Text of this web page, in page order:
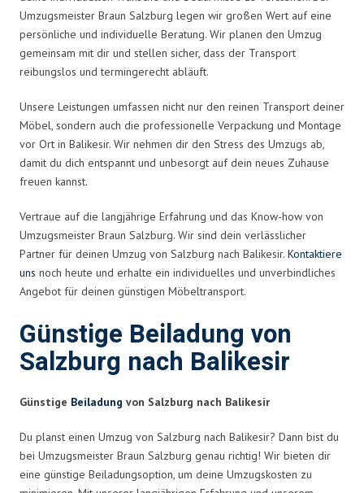
Umzugsmeister Braun Salzburg legen wir großen Wert auf eine
persönliche und individuelle Beratung. Wir planen den Umzug
gemeinsam mit dir und stellen sicher, dass der Transport
reibungslos und termingerecht abläuft.
Unsere Leistungen umfassen nicht nur den reinen Transport deiner
Möbel, sondern auch die professionelle Verpackung und Montage
vor Ort in Balikesir. Wir nehmen dir den Stress des Umzugs ab,
damit du dich entspannt und unbesorgt auf dein neues Zuhause
freuen kannst.
Vertraue auf die langjährige Erfahrung und das Know-how von
Umzugsmeister Braun Salzburg. Wir sind dein verlässlicher
Partner für deinen Umzug von Salzburg nach Balikesir. Kontaktiere
uns noch heute und erhalte ein individuelles und unverbindliches
Angebot für deinen günstigen Möbeltransport.
Günstige Beiladung von
Salzburg nach Balikesir
Günstige Beiladung von Salzburg nach Balikesir
Du planst einen Umzug von Salzburg nach Balikesir? Dann bist du
bei Umzugsmeister Braun Salzburg genau richtig! Wir bieten dir
eine günstige Beiladungsoption, um deine Umzugskosten zu